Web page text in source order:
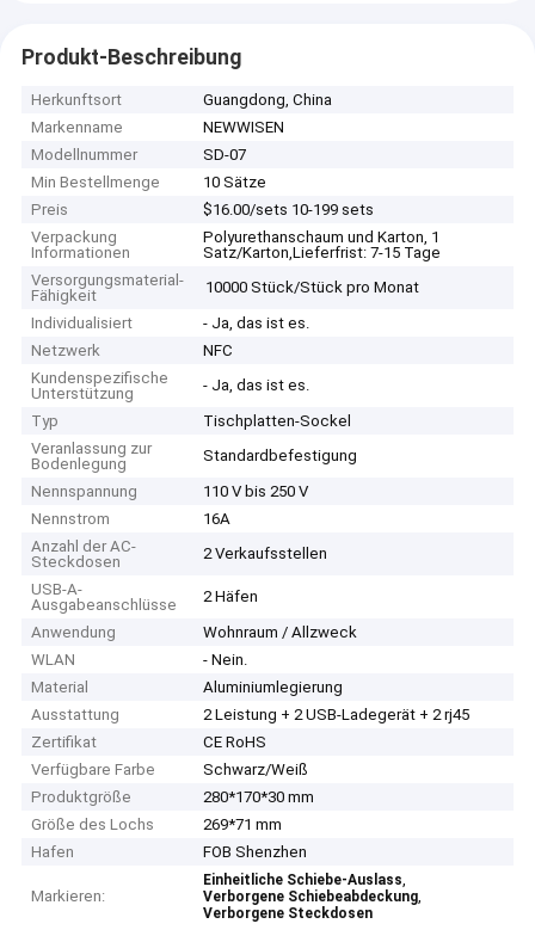
Produkt-Beschreibung
Herkunftsort
Guangdong, China
Markenname
NEWWISEN
Modellnummer
SD-07
Min Bestellmenge
10 Sätze
Preis
$16.00/sets 10-199 sets
Verpackung
Informationen
Polyurethanschaum und Karton, 1
Satz/Karton,Lieferfrist: 7-15 Tage
Versorgungsmaterial-
Fähigkeit
10000 Stück/Stück pro Monat
Individualisiert
- Ja, das ist es.
Netzwerk
NFC
Kundenspezifische
Unterstützung
- Ja, das ist es.
Typ
Tischplatten-Sockel
Veranlassung zur
Bodenlegung
Standardbefestigung
Nennspannung
110 V bis 250 V
Nennstrom
16A
Anzahl der AC-
Steckdosen
2 Verkaufsstellen
USB-A-
Ausgabeanschlüsse
2 Häfen
Anwendung
Wohnraum / Allzweck
WLAN
- Nein.
Material
Aluminiumlegierung
Ausstattung
2 Leistung + 2 USB-Ladegerät + 2 rj45
Zertifikat
CE RoHS
Verfügbare Farbe
Schwarz/Weiß
Produktgröße
280*170*30 mm
Größe des Lochs
269*71 mm
Hafen
FOB Shenzhen
Markieren:
Einheitliche Schiebe-Auslass,
Verborgene Schiebeabdeckung,
Verborgene Steckdosen